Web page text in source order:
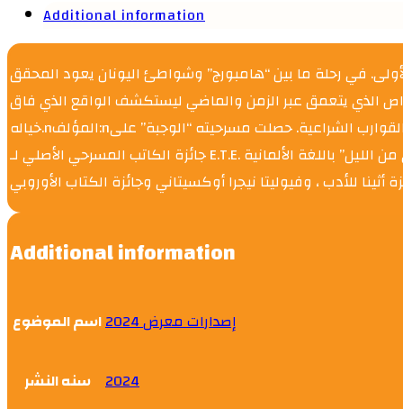
Additional information
في رحلة ما بين “هامبورج” وشواطئ اليونان يعود المحقق
الذي يتعمق عبر الزمن والماضي ليستكشف الواقع الذي فاق
خياله.nالمؤلف:nدرس “مينوس إفستاثياديس” القانون في أثينا وهانوفر. ترك المحاماة ليتفرغ للكتابة والأدب وهوايته وركوب القوارب الشراعية. حصلت مسرحيته “الوجبة” على
جائزة الكاتب المسرحي الأصلي لـ E.T.E. وتُرجمت إلى الإنجليزية والألمانية والفرنسية والمجرية. نشرت روايته “الفصل الثاني من الليل” باللغة الألمانية.nنشرت روايته “الغواص”
Additional information
اسم الموضوع إصدارات معرض 2024
سنه النشر 2024